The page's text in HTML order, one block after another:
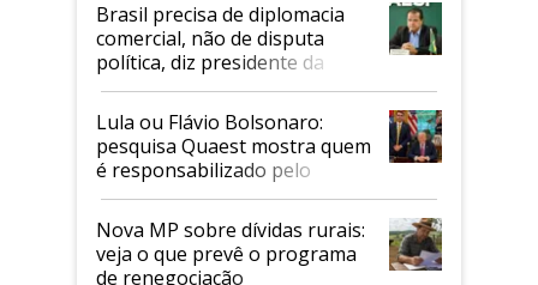
Brasil precisa de diplomacia
comercial, não de disputa
política, diz presidente da
Faesp
Lula ou Flávio Bolsonaro:
pesquisa Quaest mostra quem
é responsabilizado pelo
tarifaço dos EUA
Nova MP sobre dívidas rurais:
veja o que prevê o programa
de renegociação